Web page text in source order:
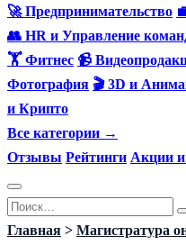
🚀 Предпринимательство
👥 HR и Управление
🏋️ Фитнес 📹
Фотография 🎬 3D и
и Крипто
Все категории →
Отзывы Рейтинги Акции
Перейти
к
Search
for:
Главная > Магистратура